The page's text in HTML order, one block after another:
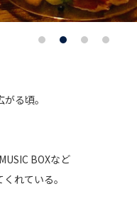
る頃。
BOXなど
れている。